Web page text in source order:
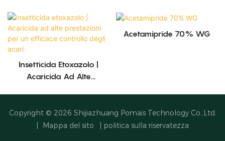
Insetticida Etoxazolo |
Acaricida Ad Alte
Acetamipride 70% WG
Copyright © 2026 Shijiazhuang Pomais Technology Co.,Ltd.
Mappa del sito politica sulla riservatezza